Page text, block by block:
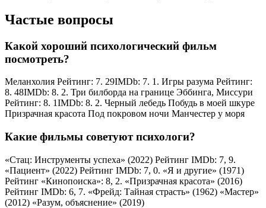
Частые вопросы
Какой хороший психологический фильм
посмотреть?
Меланхолия Рейтинг: 7. 29IMDb: 7. 1. Игры разума Рейтинг:
8. 48IMDb: 8. 2. Три билборда на границе Эббинга, Миссури
Рейтинг: 8. 1IMDb: 8. 2. Черный лебедь Побудь в моей шкуре
Призрачная красота Под покровом ночи Манчестер у моря
Какие фильмы советуют психологи?
«Стац: Инструменты успеха» (2022) Рейтинг IMDb: 7, 9.
«Пациент» (2022) Рейтинг IMDb: 7, 0. «Я и другие» (1971)
Рейтинг «Кинопоиска»: 8, 2. «Призрачная красота» (2016)
Рейтинг IMDb: 6, 7. «Фрейд: Тайная страсть» (1962) «Мастер»
(2012) «Разум, объяснение» (2019)